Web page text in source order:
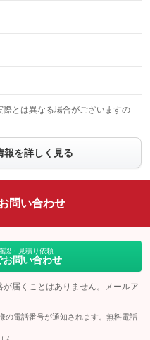
：装備あり
フロントカメラ
：装備あり
：装備あり
ルーフレール
：装備なし
：装備なし
とは異なる場合がございますの
報を詳しく見る
問い合わせ
認・見積り依頼
お問い合わせ
届くことはありません。メールア
の電話番号が通知されます。無料電話